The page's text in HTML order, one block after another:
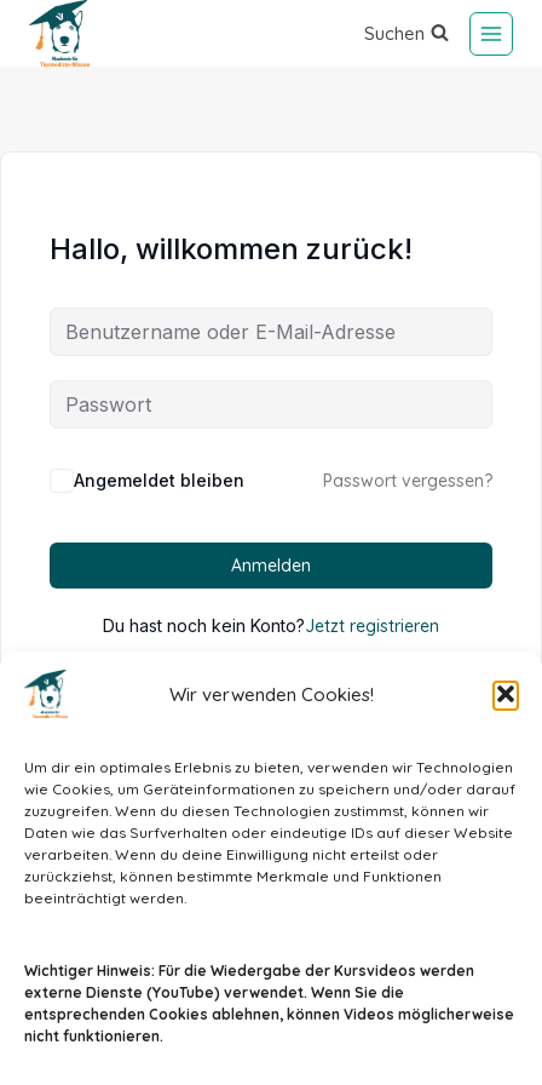
Wir verwenden Cookies!
Um dir ein optimales Erlebnis zu bieten, verwenden wir Technologien
wie Cookies, um Geräteinformationen zu speichern und/oder darauf
zuzugreifen. Wenn du diesen Technologien zustimmst, können wir
Daten wie das Surfverhalten oder eindeutige IDs auf dieser Website
verarbeiten. Wenn du deine Einwilligung nicht erteilst oder
zurückziehst, können bestimmte Merkmale und Funktionen
beeinträchtigt werden.
Wichtiger Hinweis: Für die Wiedergabe der Kursvideos werden
externe Dienste (YouTube) verwendet. Wenn Sie die
entsprechenden Cookies ablehnen, können Videos möglicherweise
nicht funktionieren.
Suchen
Hallo, willkommen zurück!
Alternative:
Angemeldet bleiben Passwort vergessen?
Anmelden
Du hast noch kein Konto?Jetzt registrieren
info@tiermedizin-wissen.de